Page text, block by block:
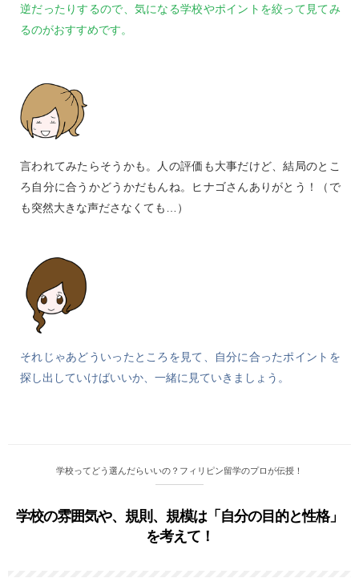
逆だったりするので、気になる学校やポイントを絞って見てみ
るのがおすすめです。
言われてみたらそうかも。人の評価も大事だけど、結局のとこ
ろ自分に合うかどうかだもんね。ヒナゴさんありがとう！（で
も突然大きな声ださなくても…）
それじゃあどういったところを見て、自分に合ったポイントを
探し出していけばいいか、一緒に見ていきましょう。
学校ってどう選んだらいいの？フィリピン留学のプロが伝授！
学校の雰囲気や、規則、規模は「自分の目的と性格」
を考えて！